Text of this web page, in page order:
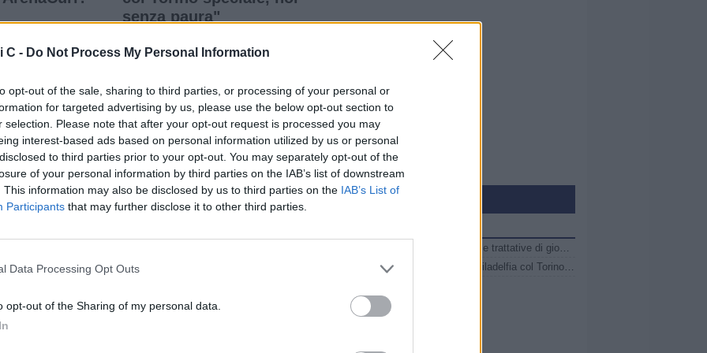
C - Do Not Process My Personal Information
opt-out of the sale, sharing to third parties, or processing of your personal or
for targeted advertising by us, please use the below opt-out section to
selection. Please note that after your opt-out request is processed you may
interest-based ads based on personal information utilized by us or personal
to third parties prior to your opt-out. You may separately opt-out of the
of your personal information by third parties on the IAB’s list of downstream
This information may also be disclosed by us to third parties on the IAB’s List of
Participants that may further disclose it to other third parties.
Data Processing Opt Outs
opt-out of the Sharing of my personal data.
senza paura"
- 22:00
in
sul
Pro Vercelli
Mer 05 ago - 21:50
LIVE
Calciomercato Serie
C, le news e le trattative
di mercoledì 5 agosto |
ora è anche ufficiale: Marco Perrotta è un nuovo difensore rossazzurro
si riparte da Diana: l'allenatore delle prime volte
Calciomercato Serie C, le news e le trattative di giovedì 6 agosto | LIVE
Vado, Pastorino: "Amichevole al Filadelfia col Torino speciale, noi senza paura"